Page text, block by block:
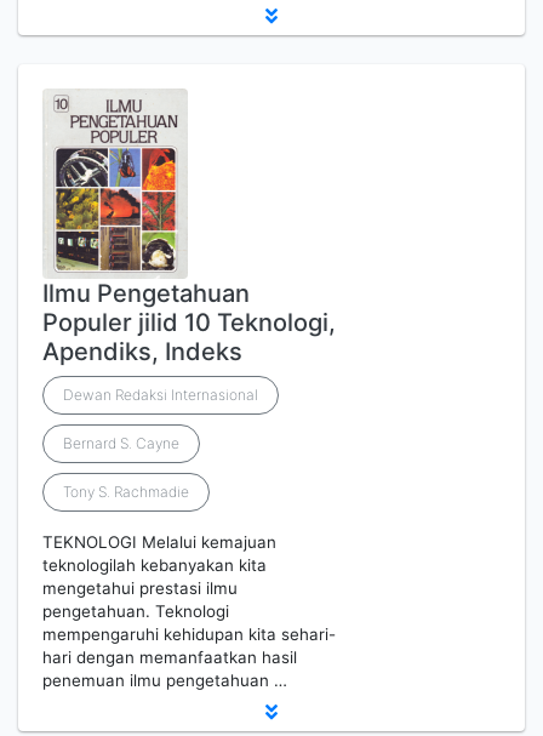
Ilmu Pengetahuan
Populer jilid 10 Teknologi,
Apendiks, Indeks
Dewan Redaksi Internasional
Bernard S. Cayne
Tony S. Rachmadie
TEKNOLOGI Melalui kemajuan
teknologilah kebanyakan kita
mengetahui prestasi ilmu
pengetahuan. Teknologi
mempengaruhi kehidupan kita sehari-
hari dengan memanfaatkan hasil
penemuan ilmu pengetahuan …